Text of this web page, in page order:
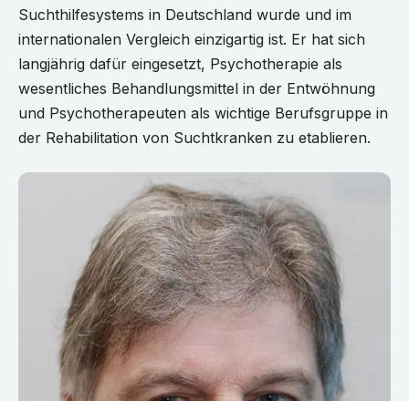
Suchthilfesystems in Deutschland wurde und im
internationalen Vergleich einzigartig ist. Er hat sich
langjährig dafür eingesetzt, Psychotherapie als
wesentliches Behandlungsmittel in der Entwöhnung
und Psychotherapeuten als wichtige Berufsgruppe in
der Rehabilitation von Suchtkranken zu etablieren.